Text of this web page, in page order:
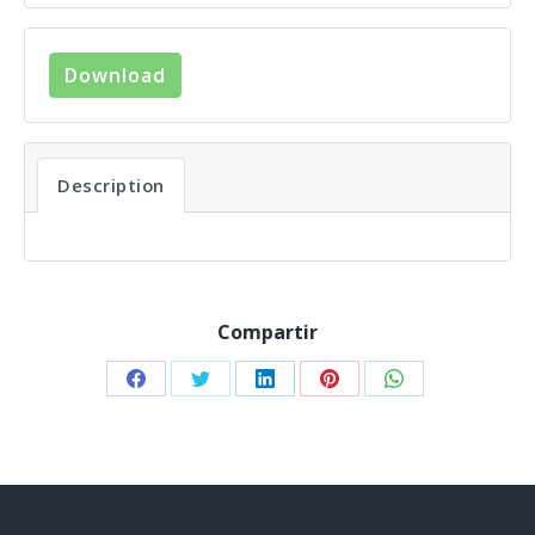
Download
Description
Compartir
Share Share Share Share Share